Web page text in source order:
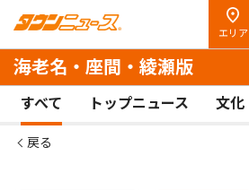
エリア
海老名・座間・綾瀬版
すべて トップニュース 文化
戻る